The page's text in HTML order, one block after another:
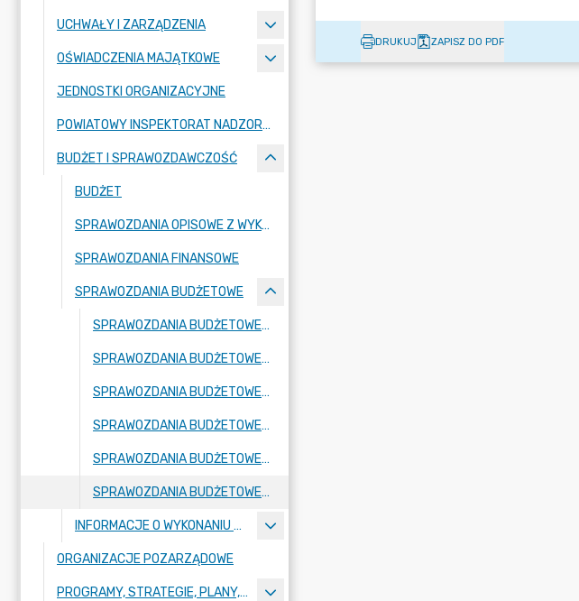
UCHWAŁY I ZARZĄDZENIA
OŚWIADCZENIA MAJĄTKOWE
JEDNOSTKI ORGANIZACYJNE
POWIATOWY INSPEKTORAT NADZORU BUDOWLANEGO
BUDŻET I SPRAWOZDAWCZOŚĆ
BUDŻET
SPRAWOZDANIA OPISOWE Z WYKONANIA BUDŻETU
SPRAWOZDANIA FINANSOWE
SPRAWOZDANIA BUDŻETOWE
SPRAWOZDANIA BUDŻETOWE ZA ROK 2026
SPRAWOZDANIA BUDŻETOWE ZA ROK 2025
SPRAWOZDANIA BUDŻETOWE ZA ROK 2024
SPRAWOZDANIA BUDŻETOWE ZA ROK 2023
SPRAWOZDANIA BUDŻETOWE ZA ROK 2022
SPRAWOZDANIA BUDŻETOWE ZA ROK 2021
INFORMACJE O WYKONANIU BUDŻETU
ORGANIZACJE POZARZĄDOWE
PROGRAMY, STRATEGIE, PLANY, RAPORTY
DRUKUJ ZAPISZ DO PDF